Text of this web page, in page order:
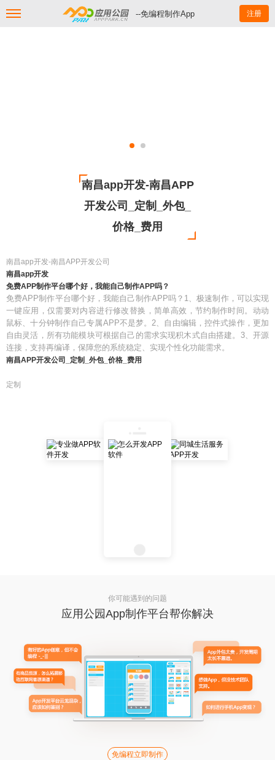
--免编程制作App 注册
南昌app开发-南昌APP
开发公司_定制_外包_
价格_费用
南昌app开发-南昌APP开发公司
南昌app开发
免费APP制作平台哪个好，我能自己制作APP吗？
免费APP制作平台哪个好，我能自己制作APP吗？1、极速制作，可以实现
一键应用，仅需要对内容进行修改替换，简单高效，节约制作时间。动动
鼠标、十分钟制作自己专属APP不是梦。2、自由编辑，控件式操作，更加
自由灵活，所有功能模块可根据自己的需求实现积木式自由搭建。3、开源
连接，支持再编译，保障您的系统稳定、实现个性化功能需求。
南昌APP开发公司_定制_外包_价格_费用
定制
你可能遇到的问题
应用公园App制作平台帮你解决
免编程立即制作